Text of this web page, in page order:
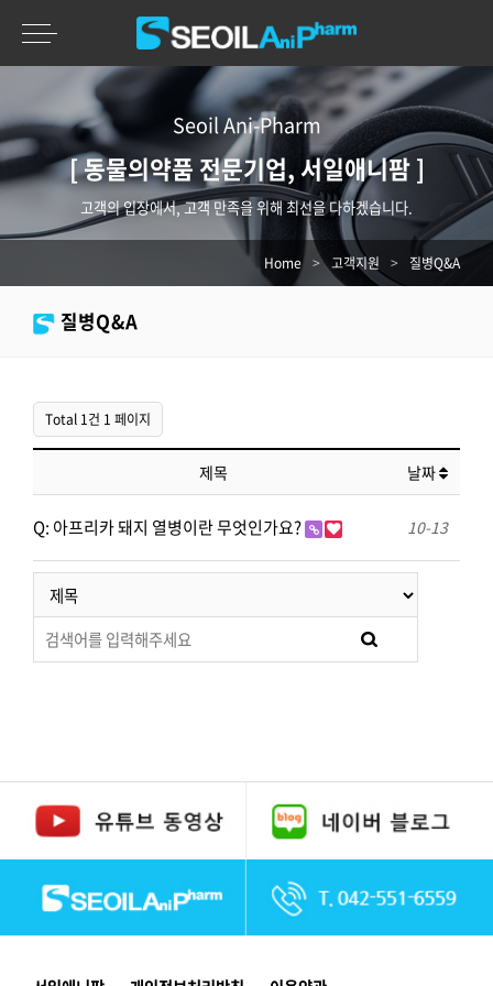
Seoil Ani-Pharm
[ 동물의약품 전문기업, 서일애니팜 ]
고객의 입장에서, 고객 만족을 위해 최선을 다하겠습니다.
Home > 고객지원 > 질병Q&A
질병Q&A
Total 1건 1 페이지
제목 날짜
Q: 아프리카 돼지 열병이란 무엇인가요? 10-13